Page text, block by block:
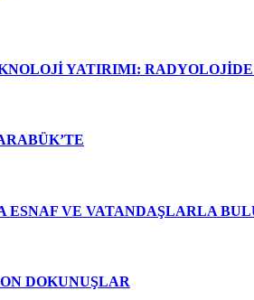
YATIRIMI:
ESNAF VE VATANDAŞLARLA
DOKUNUŞLAR